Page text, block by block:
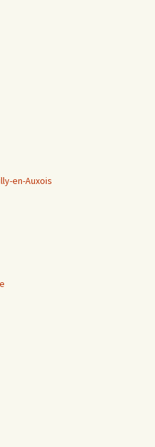
en-Auxois